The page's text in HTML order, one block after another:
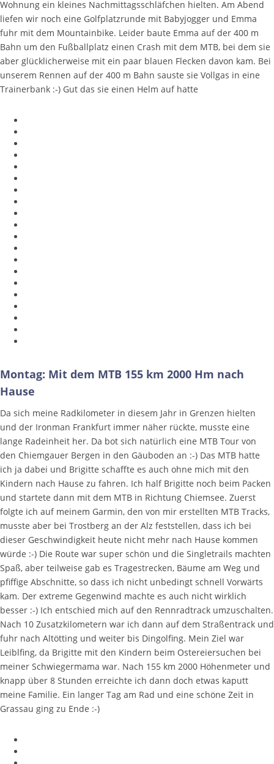
Wohnung ein kleines Nachmittagsschläfchen hielten. Am Abend
liefen wir noch eine Golfplatzrunde mit Babyjogger und Emma
fuhr mit dem Mountainbike. Leider baute Emma auf der 400 m
Bahn um den Fußballplatz einen Crash mit dem MTB, bei dem sie
aber glücklicherweise mit ein paar blauen Flecken davon kam. Bei
unserem Rennen auf der 400 m Bahn sauste sie Vollgas in eine
Trainerbank :-) Gut das sie einen Helm auf hatte
Montag: Mit dem MTB 155 km 2000 Hm nach
Hause
Da sich meine Radkilometer in diesem Jahr in Grenzen hielten
und der Ironman Frankfurt immer näher rückte, musste eine
lange Radeinheit her. Da bot sich natürlich eine MTB Tour von
den Chiemgauer Bergen in den Gäuboden an :-) Das MTB hatte
ich ja dabei und Brigitte schaffte es auch ohne mich mit den
Kindern nach Hause zu fahren. Ich half Brigitte noch beim Packen
und startete dann mit dem MTB in Richtung Chiemsee. Zuerst
folgte ich auf meinem Garmin, den von mir erstellten MTB Tracks,
musste aber bei Trostberg an der Alz feststellen, dass ich bei
dieser Geschwindigkeit heute nicht mehr nach Hause kommen
würde :-) Die Route war super schön und die Singletrails machten
Spaß, aber teilweise gab es Tragestrecken, Bäume am Weg und
pfiffige Abschnitte, so dass ich nicht unbedingt schnell Vorwärts
kam. Der extreme Gegenwind machte es auch nicht wirklich
besser :-) Ich entschied mich auf den Rennradtrack umzuschalten.
Nach 10 Zusatzkilometern war ich dann auf dem Straßentrack und
fuhr nach Altötting und weiter bis Dingolfing. Mein Ziel war
Leiblfing, da Brigitte mit den Kindern beim Ostereiersuchen bei
meiner Schwiegermama war. Nach 155 km 2000 Höhenmeter und
knapp über 8 Stunden erreichte ich dann doch etwas kaputt
meine Familie. Ein langer Tag am Rad und eine schöne Zeit in
Grassau ging zu Ende :-)